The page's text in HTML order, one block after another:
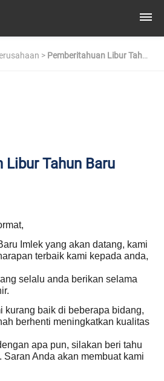
> Pemberitahuan Libur Tahun
Libur Tahun Baru
Imlek yang akan datang, kami
terbaik kami kepada anda,
selalu anda berikan selama
kurang baik di beberapa bidang,
berhenti meningkatkan kualitas
apa pun, silakan beri tahu
Saran Anda akan membuat kami